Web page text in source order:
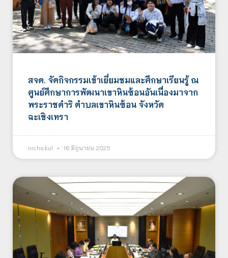
สจด. จัดกิจกรรมเข้าเยี่ยมชมและศึกษาเรียนรู้ ณ
ศูนย์ศึกษาการพัฒนาเขาหินซ้อนอันเนื่องมาจาก
พระราชดำริ ตำบลเขาหินซ้อน จังหวัด
ฉะเชิงเทรา
nicha.kul 16 มิถุนายน 2025